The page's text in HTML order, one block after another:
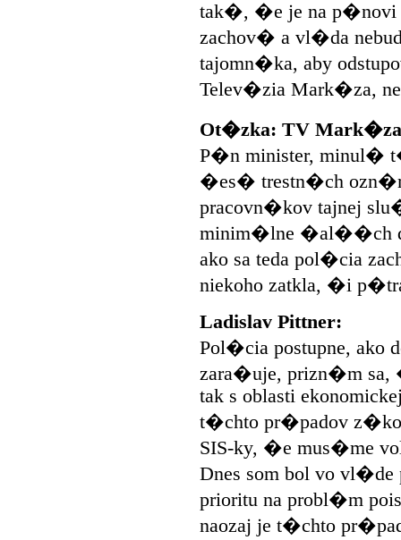
tak�, �e je na p�novi
zachov� a vl�da
tajomn�ka, aby
Telev�zia Mark�za,
Ot�zka: TV
P�n minister,
�es� trestn�ch
pracovn�kov tajnej
minim�lne �al��ch
ako sa teda pol�cia
niekoho zatkla, �i
Ladislav Pittner:
Pol�cia postupne, ako
zara�uje, prizn�m sa,
tak s oblasti
t�chto pr�padov
SIS-ky, �e mus�me
Dnes som bol vo
prioritu na probl�m
naozaj je t�chto